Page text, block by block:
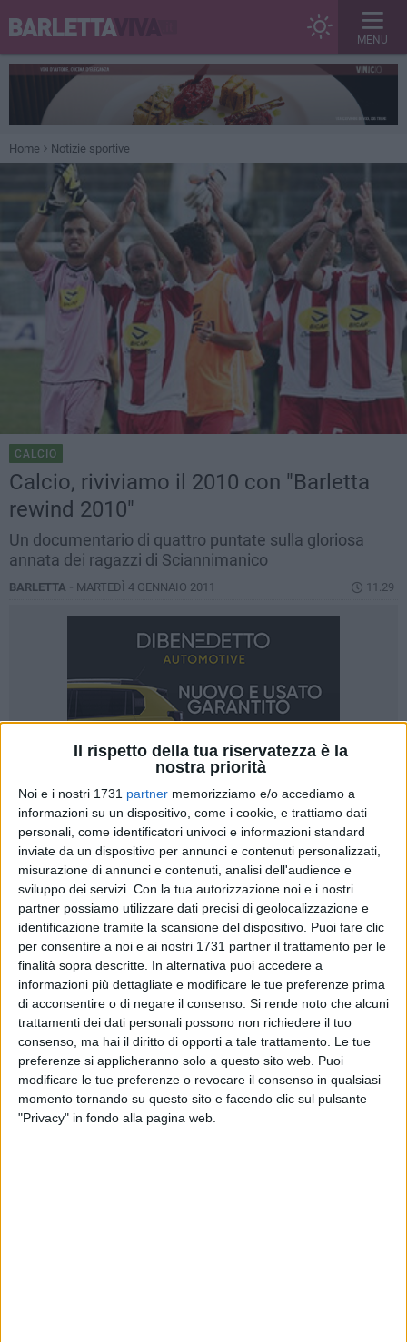
Il rispetto della tua riservatezza è la
nostra priorità
Noi e i nostri 1731 partner memorizziamo e/o accediamo a
informazioni su un dispositivo, come i cookie, e trattiamo dati
personali, come identificatori univoci e informazioni standard
inviate da un dispositivo per annunci e contenuti personalizzati,
misurazione di annunci e contenuti, analisi dell'audience e
sviluppo dei servizi. Con la tua autorizzazione noi e i nostri
partner possiamo utilizzare dati precisi di geolocalizzazione e
identificazione tramite la scansione del dispositivo. Puoi fare clic
per consentire a noi e ai nostri 1731 partner il trattamento per le
finalità sopra descritte. In alternativa puoi accedere a
informazioni più dettagliate e modificare le tue preferenze prima
di acconsentire o di negare il consenso. Si rende noto che alcuni
trattamenti dei dati personali possono non richiedere il tuo
consenso, ma hai il diritto di opporti a tale trattamento. Le tue
preferenze si applicheranno solo a questo sito web. Puoi
modificare le tue preferenze o revocare il consenso in qualsiasi
momento tornando su questo sito e facendo clic sul pulsante
"Privacy" in fondo alla pagina web.
MENU
Home Notizie sportive
CALCIO
Calcio, riviviamo il 2010 con "Barletta
rewind 2010"
Un documentario di quattro puntate sulla gloriosa
annata dei ragazzi di Sciannimanico
BARLETTA - MARTEDÌ 4 GENNAIO 2011 11.29
Il 2010 è volato via da meno di cento ore, ma i ricordi
dell'anno solare appena trascorso resteranno vividi nelle
menti dei tifosi biancorossi per lungo tempo. La redazione
sportiva di Barlettalife ripercorrerà i 365 giorni vissuti a 100
all'ora dalla squadra affidata a mister Sciannimanico, che ha
ottenuto la storica promozione dalla Seconda Divisione alla
Prima Divisione, palcoscenico dal quale il Barletta era
assente da ben quindici anni.